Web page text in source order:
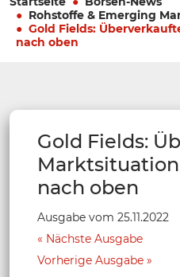
Rohstoffe & Emerging
Gold Fields:
nach oben
Gold Fields:
nach oben
Ausgabe vom 25.11.2022
Nächste Ausgabe
Vorherige Ausgabe